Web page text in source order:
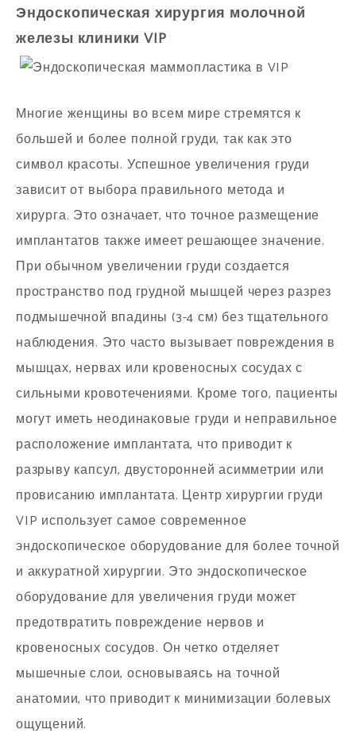
Эндоскопическая хирургия молочной
железы клиники VIP
Многие женщины во всем мире стремятся к
большей и более полной груди, так как это
символ красоты. Успешное увеличения груди
зависит от выбора правильного метода и
хирурга. Это означает, что точное размещение
имплантатов также имеет решающее значение.
При обычном увеличении груди создается
пространство под грудной мышцей через разрез
подмышечной впадины (3-4 см) без тщательного
наблюдения. Это часто вызывает повреждения в
мышцах, нервах или кровеносных сосудах с
сильными кровотечениями. Кроме того, пациенты
могут иметь неодинаковые груди и неправильное
расположение имплантата, что приводит к
разрыву капсул, двусторонней асимметрии или
провисанию имплантата. Центр хирургии груди
VIP использует самое современное
эндоскопическое оборудование для более точной
и аккуратной хирургии. Это эндоскопическое
оборудование для увеличения груди может
предотвратить повреждение нервов и
кровеносных сосудов. Он четко отделяет
мышечные слои, основываясь на точной
анатомии, что приводит к минимизации болевых
ощущений.